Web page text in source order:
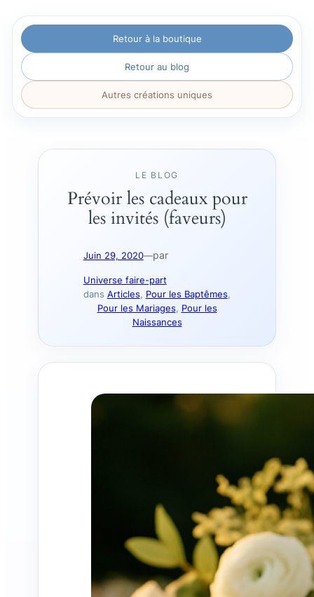
Aller
contenu
Retour à la boutique
Retour au blog
Autres créations uniques
LE BLOG
Prévoir les cadeaux pour
les invités (faveurs)
Juin 29, 2020—par
Universe faire-part
dans Articles, Pour les Baptêmes
Pour les Mariages, Pour les
Naissances